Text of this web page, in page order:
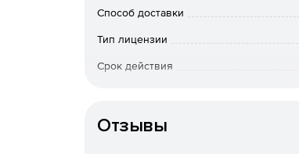
Каждую деталь инфографики можно
Способ доставки
Тип лицензии
Срок действия
Отзывы